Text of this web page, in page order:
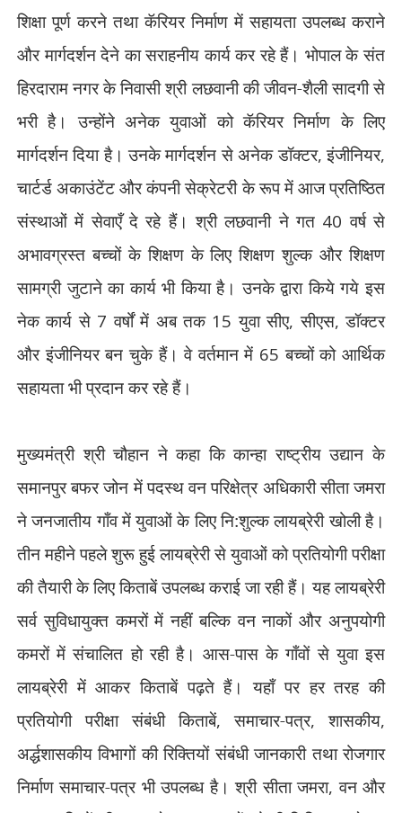
शिक्षा पूर्ण करने तथा कॅरियर निर्माण में सहायता उपलब्ध कराने
और मार्गदर्शन देने का सराहनीय कार्य कर रहे हैं। भोपाल के संत
हिरदाराम नगर के निवासी श्री लछवानी की जीवन-शैली सादगी से
भरी है। उन्होंने अनेक युवाओं को कॅरियर निर्माण के लिए
मार्गदर्शन दिया है। उनके मार्गदर्शन से अनेक डॉक्टर,इंजीनियर,
चार्टर्ड अकाउंटेंट और कंपनी सेक्रेटरी के रूप में आज प्रतिष्ठित
संस्थाओं में सेवाएँ दे रहे हैं। श्री लछवानी ने गत 40 वर्ष से
अभावग्रस्त बच्चों के शिक्षण के लिए शिक्षण शुल्क और शिक्षण
सामग्री जुटाने का कार्य भी किया है। उनके द्वारा किये गये इस
नेक कार्य से 7 वर्षों में अब तक 15 युवा सीए,सीएस,डॉक्टर
और इंजीनियर बन चुके हैं। वे वर्तमान में 65 बच्चों को आर्थिक
सहायता भी प्रदान कर रहे हैं।
मुख्यमंत्री श्री चौहान ने कहा कि कान्हा राष्ट्रीय उद्यान के
समानपुर बफर जोन में पदस्थ वन परिक्षेत्र अधिकारी सीता जमरा
ने जनजातीय गाँव में युवाओं के लिए नि:शुल्क लायब्रेरी खोली है।
तीन महीने पहले शुरू हुई लायब्रेरी से युवाओं को प्रतियोगी परीक्षा
की तैयारी के लिए किताबें उपलब्ध कराई जा रही हैं। यह लायब्रेरी
सर्व सुविधायुक्त कमरों में नहीं बल्कि वन नाकों और अनुपयोगी
कमरों में संचालित हो रही है। आस-पास के गाँवों से युवा इस
लायब्रेरी में आकर किताबें पढ़ते हैं। यहाँ पर हर तरह की
प्रतियोगी परीक्षा संबंधी किताबें,समाचार-पत्र,शासकीय,
अर्द्धशासकीय विभागों की रिक्तियों संबंधी जानकारी तथा रोजगार
निर्माण समाचार-पत्र भी उपलब्ध है। श्री सीता जमरा,वन और